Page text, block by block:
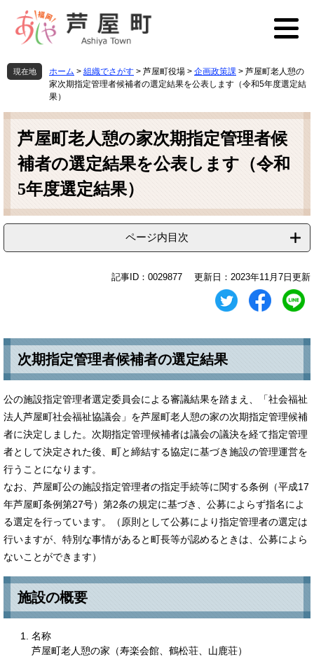
先
頭
す
を
飛
し
現在地 ホーム > 組織でさがす > 芦屋町役場 > 企画政策課 > 芦屋町老人憩の
家次期指定管理者候補者の選定結果を公表します（令和5年度選定結
果）
本
芦屋町老人憩の家次期指定管理者候
補者の選定結果を公表します（令和
5年度選定結果）
ページ内目次
記事ID：0029877 更新日：2023年11月7日更新
次期指定管理者候補者の選定結果
公の施設指定管理者選定委員会による審議結果を踏まえ、「社会福祉
法人芦屋町社会福祉協議会」を芦屋町老人憩の家の次期指定管理候補
者に決定しました。次期指定管理候補者は議会の議決を経て指定管理
者として決定された後、町と締結する協定に基づき施設の管理運営を
行うことになります。
なお、芦屋町公の施設指定管理者の指定手続等に関する条例（平成17
年芦屋町条例第27号）第2条の規定に基づき、公募によらず指名によ
る選定を行っています。（原則として公募により指定管理者の選定は
行いますが、特別な事情があると町長等が認めるときは、公募によら
ないことができます）
施設の概要
名称
芦屋町老人憩の家（寿楽会館、鶴松荘、山鹿荘）